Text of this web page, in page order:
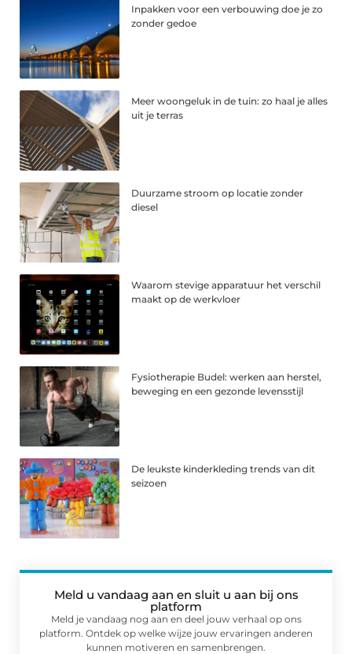
Inpakken voor een verbouwing doe je zo
zonder gedoe
Meer woongeluk in de tuin: zo haal je alles
uit je terras
Duurzame stroom op locatie zonder
diesel
Waarom stevige apparatuur het verschil
maakt op de werkvloer
Fysiotherapie Budel: werken aan herstel,
beweging en een gezonde levensstijl
De leukste kinderkleding trends van dit
seizoen
Meld u vandaag aan en sluit u aan bij ons
platform
Meld je vandaag nog aan en deel jouw verhaal op ons
platform. Ontdek op welke wijze jouw ervaringen anderen
kunnen motiveren en samenbrengen.